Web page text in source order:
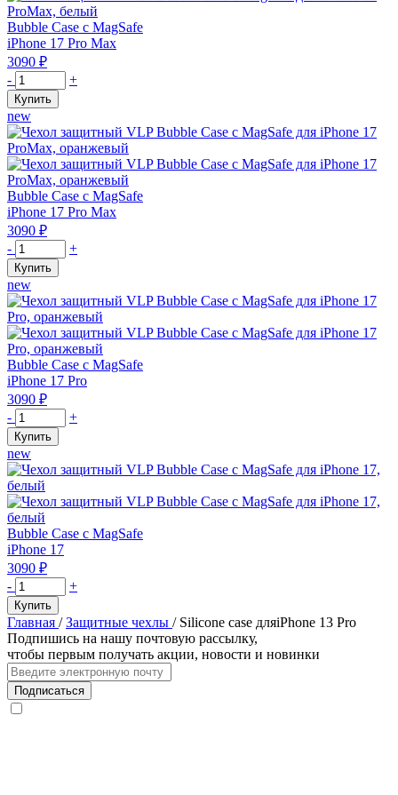
Bubble Case с MagSafe
iPhone 17 Pro Max
3090 ₽
Количество
товара
Чехол
защитный
VLP
Bubble
Case
с
MagSafe
для
iPhone
17
ProMax,
белый
- +
Купить
new
Bubble Case с MagSafe
iPhone 17 Pro Max
3090 ₽
Количество
товара
Чехол
защитный
VLP
Bubble
Case
с
MagSafe
для
iPhone
17
ProMax,
оранжевый
- +
Купить
new
Bubble Case с MagSafe
iPhone 17 Pro
3090 ₽
Количество
товара
Чехол
защитный
VLP
Bubble
Case
с
MagSafe
для
iPhone
17
Pro,
оранжевый
- +
Купить
new
Bubble Case с MagSafe
iPhone 17
3090 ₽
Количество
товара
Чехол
защитный
VLP
Bubble
Case
с
MagSafe
- +
Купить
Главная / Защитные чехлы / Silicone case дляiPhone 13 Pro
Подпишись на нашу почтовую рассылку,
чтобы первым получать акции, новости и новинки
Подписаться